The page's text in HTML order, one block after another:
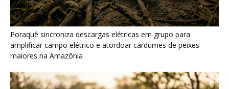
Seriema combina corridas em alta velocidade e arremessos
contra rochas para imobilizar serpentes peçonhentas no
cerrado